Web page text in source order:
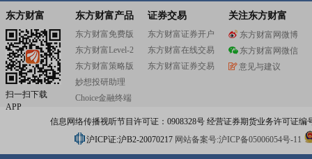
东方财富
扫一扫下载
APP
东方财富产品
东方财富免费版
东方财富Level-2
东方财富策略版
妙想投研助理
Choice金融终端
证券交易
东方财富证券开户
东方财富在线交易
东方财富证券交易
关注东方财富
东方财富网微博
东方财富网微信
意见与建议
信息网络传播视听节目许可证：0908328号 经营证券期货业务许可证编
沪ICP证:沪B2-20070217 网站备案号:沪ICP备05006054号-11